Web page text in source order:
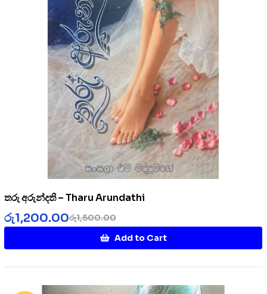
තරු අරුන්දති – Tharu Arundathi
රු1,500.00
රු1,200.00
Add to Cart